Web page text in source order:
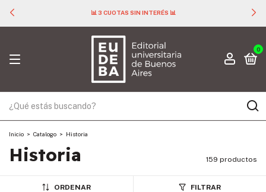
📊 3 CUOTAS SIN INTERÉS 📊
0
Inicio > Catalogo > Historia
Historia 159 productos
ORDENAR FILTRAR